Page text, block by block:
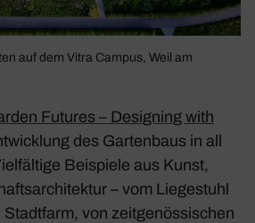
auf dem Vitra Campus, Weil am
Futures – Desig­ning with
des Garten­baus in all
Beispiele aus Kunst,
– vom Liege­stuhl
Stadt­farm, von zeit­ge­nös­si­schen